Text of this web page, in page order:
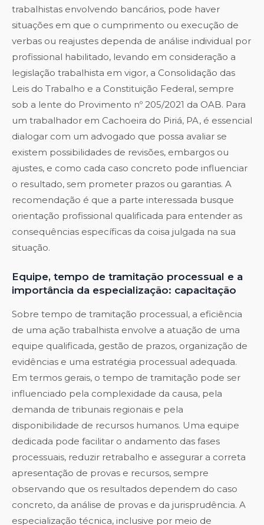
trabalhistas envolvendo bancários, pode haver
situações em que o cumprimento ou execução de
verbas ou reajustes dependa de análise individual por
profissional habilitado, levando em consideração a
legislação trabalhista em vigor, a Consolidação das
Leis do Trabalho e a Constituição Federal, sempre
sob a lente do Provimento nº 205/2021 da OAB. Para
um trabalhador em Cachoeira do Piriá, PA, é essencial
dialogar com um advogado que possa avaliar se
existem possibilidades de revisões, embargos ou
ajustes, e como cada caso concreto pode influenciar
o resultado, sem prometer prazos ou garantias. A
recomendação é que a parte interessada busque
orientação profissional qualificada para entender as
consequências específicas da coisa julgada na sua
situação.
Equipe, tempo de tramitação processual e a
importância da especialização: capacitação
Sobre tempo de tramitação processual, a eficiência
de uma ação trabalhista envolve a atuação de uma
equipe qualificada, gestão de prazos, organização de
evidências e uma estratégia processual adequada.
Em termos gerais, o tempo de tramitação pode ser
influenciado pela complexidade da causa, pela
demanda de tribunais regionais e pela
disponibilidade de recursos humanos. Uma equipe
dedicada pode facilitar o andamento das fases
processuais, reduzir retrabalho e assegurar a correta
apresentação de provas e recursos, sempre
observando que os resultados dependem do caso
concreto, da análise de provas e da jurisprudência. A
especialização técnica, inclusive por meio de